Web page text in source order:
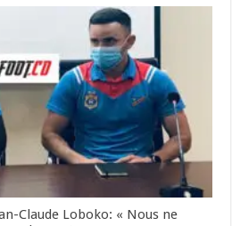
Claude Loboko: « Nous ne